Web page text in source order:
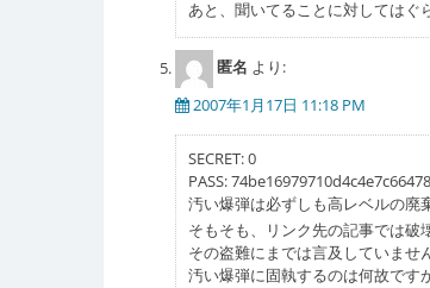
あと、聞いてることに対してはぐ
匿名 より:
2007年1月17日 11:18 PM
SECRET: 0
PASS:
汚い爆弾は必ずしも高レベルの廃
そもそも、リンク先の記事では破
その盗難にまでは言及していません
汚い爆弾に固執するのは何故です